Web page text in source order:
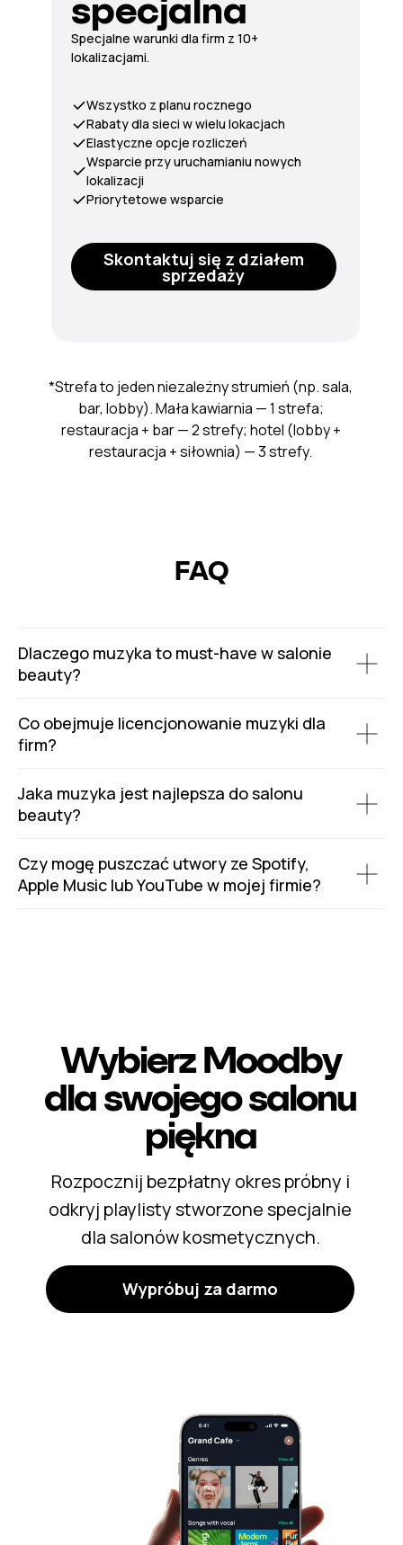
*Strefa to jeden niezależny strumień (np. sala,
bar, lobby). Mała kawiarnia — 1 strefa;
restauracja + bar — 2 strefy; hotel (lobby +
restauracja + siłownia) — 3 strefy.
specjalna
Specjalne warunki dla firm z 10+
lokalizacjami.
Skontaktuj się z działem
sprzedaży
Wszystko z planu rocznego
Rabaty dla sieci w wielu lokacjach
Elastyczne opcje rozliczeń
Wsparcie przy uruchamianiu nowych
lokalizacji
Priorytetowe wsparcie
FAQ
Dlaczego muzyka to must-have w salonie
beauty?
Co obejmuje licencjonowanie muzyki dla
firm?
Jaka muzyka jest najlepsza do salonu
beauty?
Czy mogę puszczać utwory ze Spotify,
Apple Music lub YouTube w mojej firmie?
Wybierz Moodby
dla swojego salonu
piękna
Rozpocznij bezpłatny okres próbny i
odkryj playlisty stworzone specjalnie
dla salonów kosmetycznych.
Wypróbuj za darmo